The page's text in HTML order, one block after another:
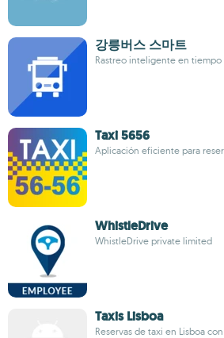
강릉버스 스마트
Rastreo inteligente en
Taxi 5656
Aplicación eficiente para
WhistleDrive
WhistleDrive private limited
Taxis Lisboa
Reservas de taxi en Lisboa